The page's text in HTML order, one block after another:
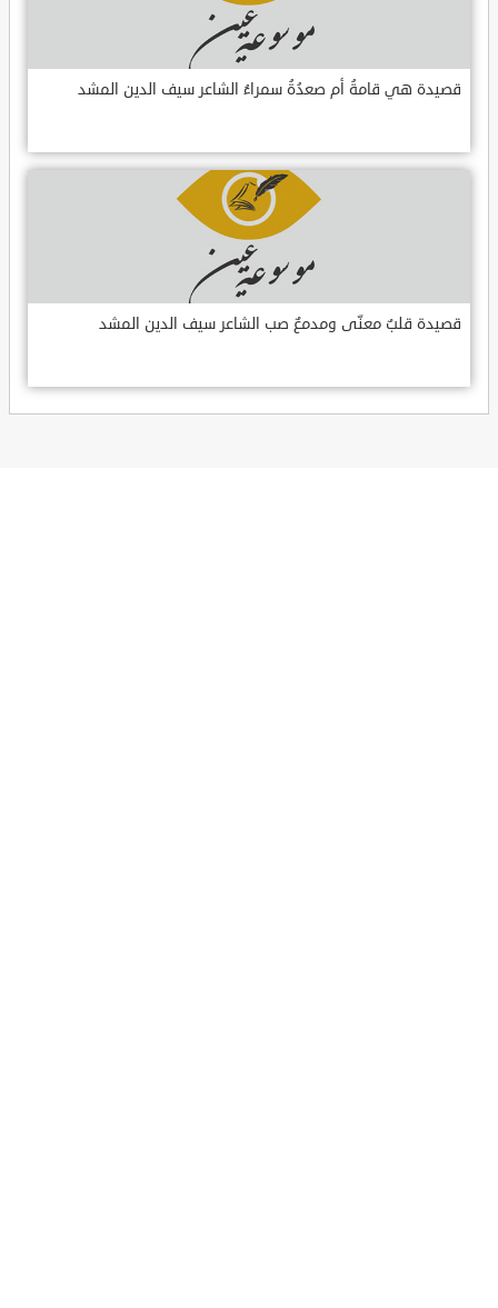
قصيدة هي قامةُ أم صعدُةُ سمراءُ الشاعر سيف الدين المشد
قصيدة قلبٌ معنّى ومدمعٌ صب الشاعر سيف الدين المشد